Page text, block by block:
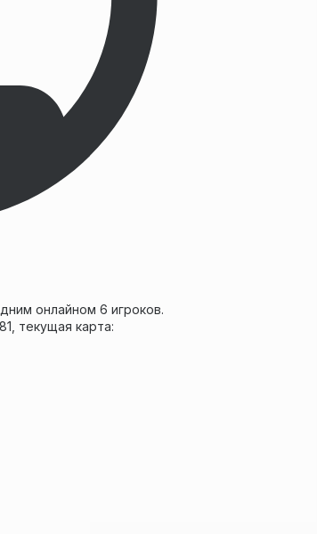
онлайном 6 игроков.
текущая карта: